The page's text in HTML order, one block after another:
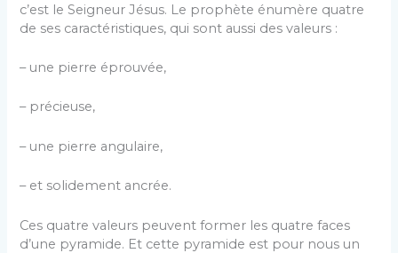
c’est le Seigneur Jésus. Le prophète énumère quatre
de ses caractéristiques, qui sont aussi des valeurs :
– une pierre éprouvée,
– précieuse,
– une pierre angulaire,
– et solidement ancrée.
Ces quatre valeurs peuvent former les quatre faces
d’une pyramide. Et cette pyramide est pour nous un